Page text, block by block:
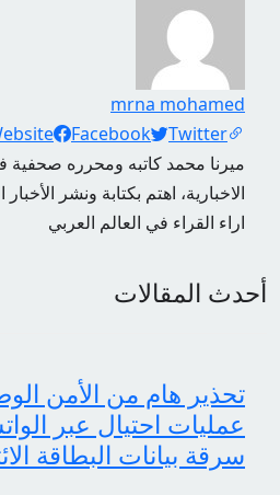
mrna mohamed
Social Links
Facebook
Twitter
ميرنا محمد كاتبه ومحرره صحفية
الاخبارية، اهتم بكتابة ونشر
اراء القراء في العالم العربي
أحدث المقالات
تحذير هام من الأمن
عمليات احتيال عبر
سرقة بيانات البطاقة